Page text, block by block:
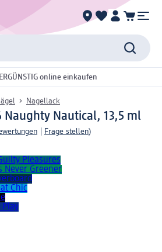
online einkaufen
Nagellack
Naughty Nautical, 13,5 ml
Frage stellen)
Pleasures
Never Greener
Chic
Play